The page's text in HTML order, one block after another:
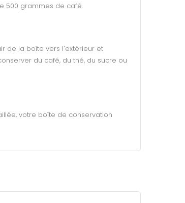
500 grammes de café.
de la boîte vers l'extérieur et
du café, du thé, du sucre ou
votre boîte de conservation